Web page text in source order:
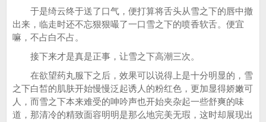
于是绮云终于送了口气，便打算将舌头从雪之下的唇中撤
出来，临走时还不忘狠狠嘬了一口雪之下的喷香软舌。便宜
嘛，不占白不占。
接下来才是真是正事，让雪之下高潮三次。
在欲望药丸服下之后，效果可以说得上是十分明显的，雪
之下白皙的肌肤开始慢慢泛起诱人的粉红色，更加显得娇嫩可
人，而雪之下本来难受的呻吟声也开始夹杂起一些舒爽的味
道，那清冷的精致面容明明是那么地完美无瑕，这时却展现出